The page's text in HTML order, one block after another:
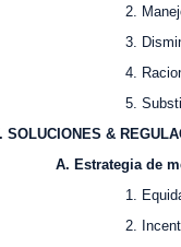
Manejo y
Disminución
SOLUCIONES &
Estrategia de
Equidad y
Incentivos por